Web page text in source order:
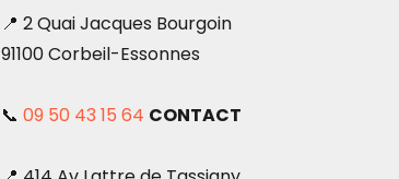
sur
la
du
📍 2 Quai Jacques Bourgoin
91100 Corbeil-Essonnes
📞 09 50 43 15 64 CONTACT